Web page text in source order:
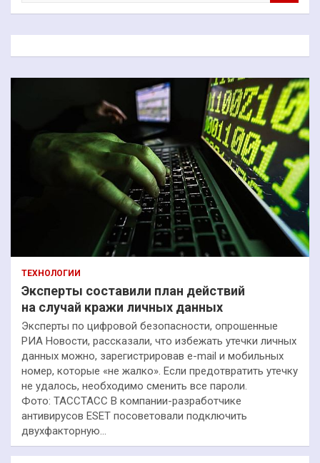
к
ТЕХНОЛОГИИ
Эксперты составили план действий
на случай кражи личных данных
Эксперты по цифровой безопасности, опрошенные
РИА Новости, рассказали, что избежать утечки личных
данных можно, зарегистрировав e-mail и мобильных
номер, которые «не жалко». Если предотвратить утечку
не удалось, необходимо сменить все пароли.
Фото: ТАССТАСС В компании-разработчике
антивирусов ESET посоветовали подключить
двухфакторную…